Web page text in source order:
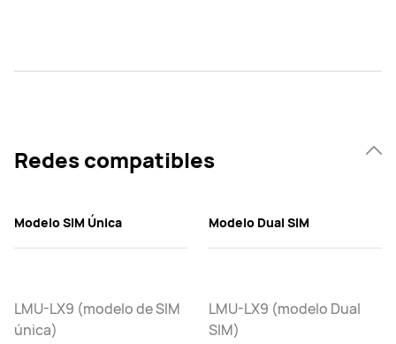
Redes compatibles
Modelo SIM Única
LMU-LX9 (modelo de SIM
única)
Modelo Dual SIM
LMU-LX9 (modelo Dual
SIM)